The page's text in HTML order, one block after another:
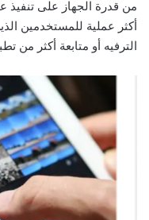
من قدرة الجهاز على
أكثر عملية للمستخدمين
الترفيه أو متابعة أكثر من